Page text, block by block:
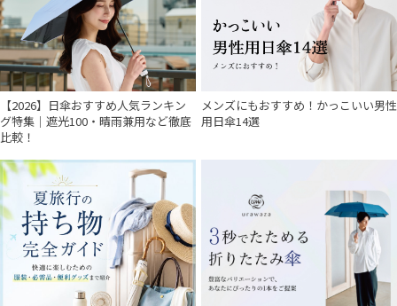
【2026】日傘おすすめ人気ランキン
グ特集｜遮光100・晴雨兼用など徹底
比較！
メンズにもおすすめ！かっこいい男性
用日傘14選